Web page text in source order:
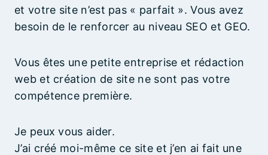
et votre site n’est pas « parfait ». Vous avez
besoin de le renforcer au niveau SEO et GEO.
Vous êtes une petite entreprise et rédaction
web et création de site ne sont pas votre
compétence première.
Je peux vous aider.
J’ai créé moi-même ce site et j’en ai fait une